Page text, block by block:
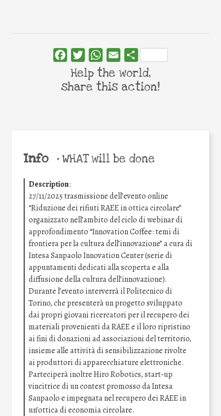
Info •WHAT will be done
Description:
27/11/2025 trasmissione dell’evento online
“Riduzione dei rifiuti RAEE in ottica circolare”
organizzato nell’ambito del ciclo di webinar di
approfondimento “Innovation Coffee: temi di
frontiera per la cultura dell’innovazione” a cura di
Intesa Sanpaolo Innovation Center (serie di
appuntamenti dedicati alla scoperta e alla
diffusione della cultura dell’innovazione).
Durante l’evento interverrà il Politecnico di
Torino, che presenterà un progetto sviluppato
dai propri giovani ricercatori per il recupero dei
materiali provenienti da RAEE e il loro ripristino
ai fini di donazioni ad associazioni del territorio,
insieme alle attività di sensibilizzazione rivolte
ai produttori di apparecchiature elettroniche.
Parteciperà inoltre Hiro Robotics, start-up
vincitrice di un contest promosso da Intesa
Sanpaolo e impegnata nel recupero dei RAEE in
un’ottica di economia circolare.
FacebookTwitterWhatsApp
Email Share
Help the world,
share this action!